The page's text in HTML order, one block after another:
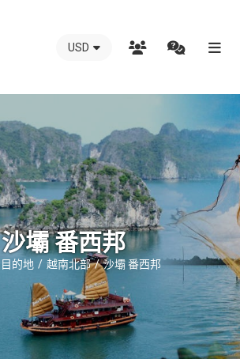
USD
沙壩 番西邦
目的地 越南北部 沙壩 番西邦